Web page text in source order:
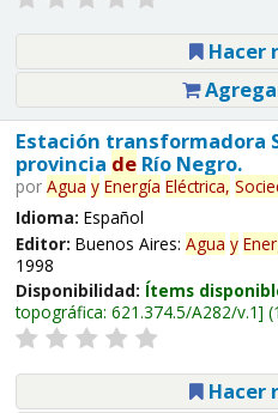
Hacer
Estación transformadora
provincia deRío Negro.
por Agua y Energía Eléctrica,
Idioma: Español
Editor: Buenos Aires: Agua y
1998
Disponibilidad: Ítems
topográfica: 621.374.5/A282/v.1
Hacer